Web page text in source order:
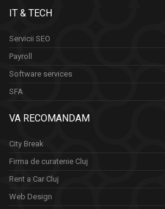
IT & TECH
Servicii SEO
Payroll
Software services
SFA
VA RECOMANDAM
City Break
Firma de curatenie Cluj
Rent a Car Cluj
Web Design